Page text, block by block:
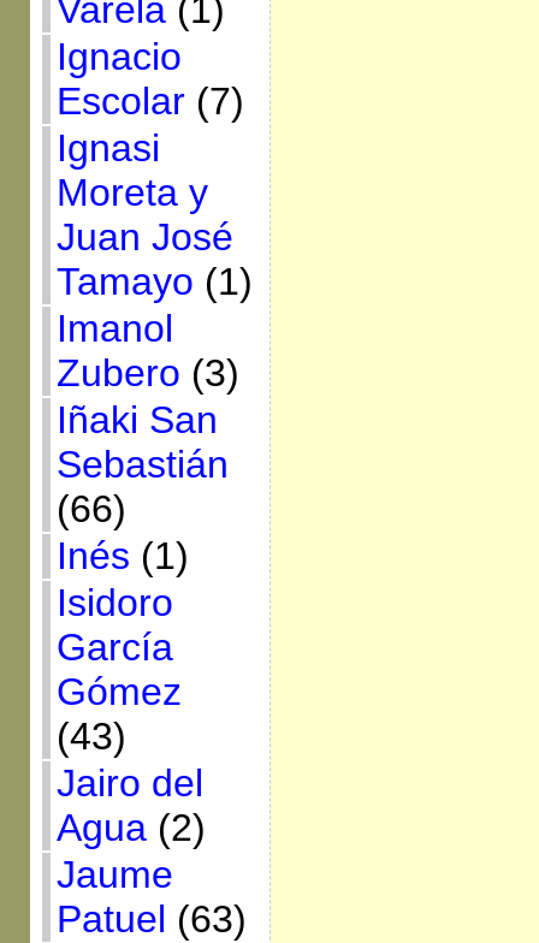
Varela(1)
Ignacio
Escolar(7)
Ignasi
Moreta y
Juan José
Tamayo (1)
Imanol
Zubero (3)
Iñaki San
Sebastián
(66)
Inés (1)
Isidoro
García
Gómez
(43)
Jairo del
Agua(2)
Jaume
Patuel (63)